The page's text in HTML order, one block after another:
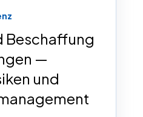
Beschaffung
—
und